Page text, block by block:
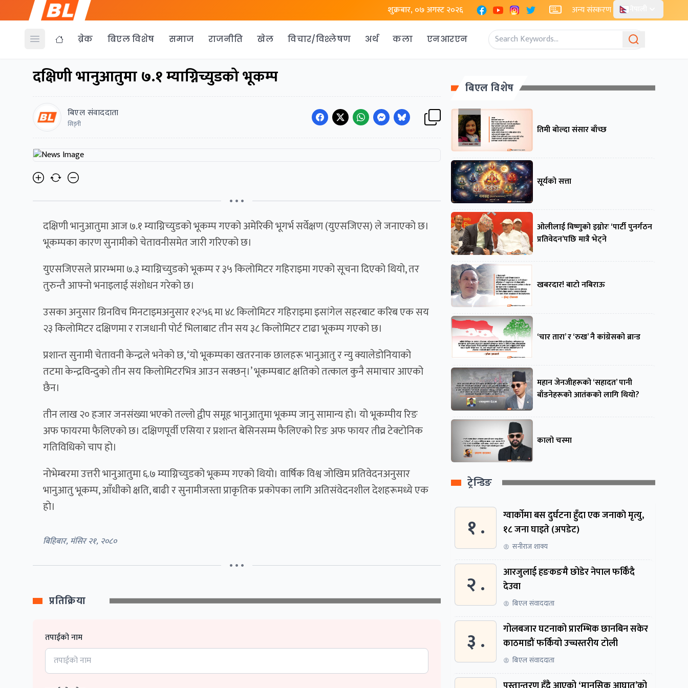
शुक्रबार, ०७ अगस्ट २०२६ FacebookYouTubeInstagram
X अन्य संस्करण
Open menu ब्रेक बिएल विशेष समाज राजनीति खेल विचार/विश्लेषण अर्थ कला एनआरएन
दक्षिणी भानुआतुमा ७.१ म्याग्निच्युडको भूकम्प
बिएल संवाददाता
सिड्नी
• • •
दक्षिणी भानुआतुमा आज ७.१ म्याग्निच्युडको भूकम्प गएको अमेरिकी भूगर्भ सर्वेक्षण (युएसजिएस) ले जनाएको छ।
भूकम्पका कारण सुनामीको चेतावनीसमेत जारी गरिएको छ।
युएसजिएसले प्रारम्भमा ७.३ म्याग्निच्युडको भूकम्प र ३५ किलोमिटर गहिराइमा गएको सूचना दिएको थियो, तर
तुरुन्तै आफ्नो भनाइलाई संशोधन गरेको छ।
उसका अनुसार ग्रिनविच मिनटाइमअनुसार १२ः५६ मा ४८ किलोमिटर गहिराइमा इसांगेल सहरबाट करिब एक सय
२३ किलोमिटर दक्षिणमा र राजधानी पोर्ट भिलाबाट तीन सय ३८ किलोमिटर टाढा भूकम्प गएको छ।
प्रशान्त सुनामी चेतावनी केन्द्रले भनेको छ, ‘यो भूकम्पका खतरनाक छालहरू भानुआतु र न्यु क्यालेडोनियाको
तटमा केन्द्रविन्दुको तीन सय किलोमिटरभित्र आउन सक्छन्।’ भूकम्पबाट क्षतिको तत्काल कुनै समाचार आएको
छैन।
तीन लाख २० हजार जनसंख्या भएको तल्लो द्वीप समूह भानुआतुमा भूकम्प जानु सामान्य हो। यो भूकम्पीय रिङ
अफ फायरमा फैलिएको छ। दक्षिणपूर्वी एसिया र प्रशान्त बेसिनसम्म फैलिएको रिङ अफ फायर तीव्र टेक्टोनिक
गतिविधिको चाप हो।
नोभेम्बरमा उत्तरी भानुआतुमा ६.७ म्याग्निच्युडको भूकम्प गएको थियो। वार्षिक विश्व जोखिम प्रतिवेदनअनुसार
भानुआतु भूकम्प, आँधीको क्षति, बाढी र सुनामीजस्ता प्राकृतिक प्रकोपका लागि अतिसंवेदनशील देशहरूमध्ये एक
हो।
बिहिबार, मंसिर २१, २०८०
• • •
प्रतिक्रिया
तपाईको नाम
बिएल विशेष
तिमी बोल्दा संसार बाँच्छ
सूर्यको सत्ता
ओलीलाई विष्णुको इग्नोरः ‘पार्टी पुनर्गठन
प्रतिवेदन’पछि मात्रै भेट्ने
खबरदार! बाटो नबिराऊ
‘चार तारा’ र ‘रुख’ नै कांग्रेसको ब्रान्ड
महान जेनजीहरूको ‘सहादत’ पानी
बाँडनेहरूको आतंकको लागि थियो?
कालो चस्मा
ट्रेन्डिङ
१ .
ग्वार्काेमा बस दुर्घटना हुँदा एक जनाकाे मृत्यु,
१८ जना घाइते (अपडेट)
सनीराज शाक्य
२ .
आरजुलाई हङकङमै छोडेर नेपाल फर्किँदै
देउवा
बिएल संवाददाता
३ .
गोलबजार घटनाको प्रारम्भिक छानबिन सकेर
काठमाडौं फर्कियो उच्चस्तरीय टोली
बिएल संवाददाता